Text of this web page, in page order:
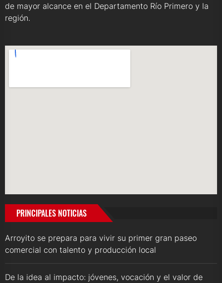
de mayor alcance en el Departamento Río Primero y la
región.
PRINCIPALES NOTICIAS
Arroyito se prepara para vivir su primer gran paseo
comercial con talento y producción local
De la idea al impacto: jóvenes, vocación y el valor de